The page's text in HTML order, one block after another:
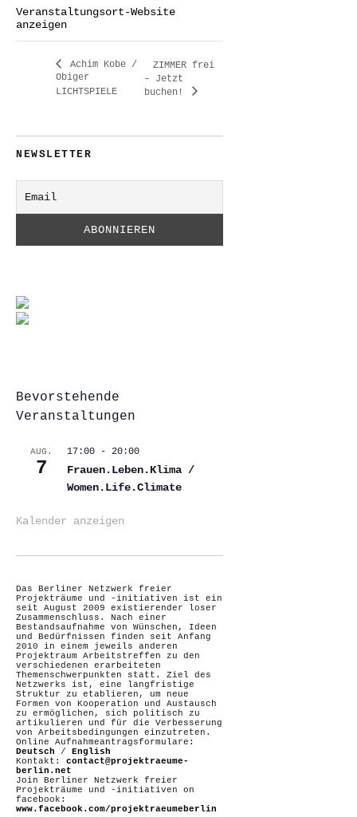
Veranstaltungsort-Website
anzeigen
Achim Kobe /
Obiger
LICHTSPIELE
ZIMMER frei
– Jetzt
buchen!
NEWSLETTER
Bevorstehende
Veranstaltungen
AUG.
7
17:00 - 20:00
Frauen.Leben.Klima /
Women.Life.Climate
Kalender anzeigen
Das Berliner Netzwerk freier
Projekträume und -initiativen ist ein
seit August 2009 existierender loser
Zusammenschluss. Nach einer
Bestandsaufnahme von Wünschen, Ideen
und Bedürfnissen finden seit Anfang
2010 in einem jeweils anderen
Projektraum Arbeitstreffen zu den
verschiedenen erarbeiteten
Themenschwerpunkten statt. Ziel des
Netzwerks ist, eine langfristige
Struktur zu etablieren, um neue
Formen von Kooperation und Austausch
zu ermöglichen, sich politisch zu
artikulieren und für die Verbesserung
von Arbeitsbedingungen einzutreten.
Online Aufnahmeantragsformulare:
Deutsch / English
Kontakt: contact@projektraeume-
berlin.net
Join Berliner Netzwerk freier
Projekträume und -initiativen on
facebook:
www.facebook.com/projektraeumeberlin